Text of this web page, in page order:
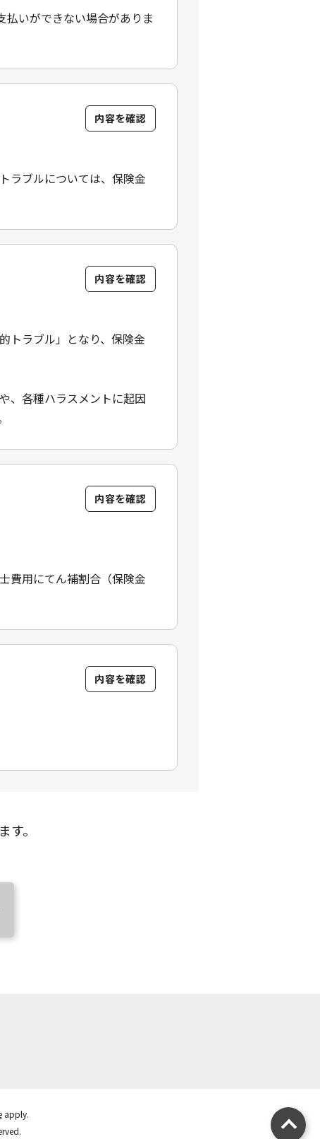
いができない場合がありま
内容を確認
ラブルについては、保険金
内容を確認
トラブル」となり、保険金
、各種ハラスメントに起因
内容を確認
費用にてん補割合（保険金
内容を確認
。
apply.